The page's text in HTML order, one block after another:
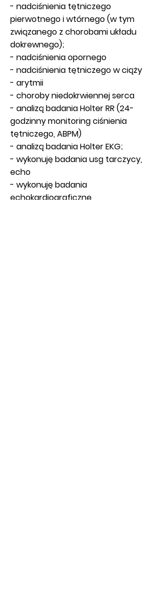
- nadciśnienia tętniczego
pierwotnego i wtórnego (w tym
związanego z chorobami układu
dokrewnego);
- nadciśnienia opornego
- nadciśnienia tętniczego w ciąży
- arytmii
- choroby niedokrwiennej serca
- analizą badania Holter RR (24-
godzinny monitoring ciśnienia
tętniczego, ABPM)
- analizą badania Holter EKG;
- wykonuję badania usg tarczycy,
echo
- wykonuję badania
echokardiograficzne